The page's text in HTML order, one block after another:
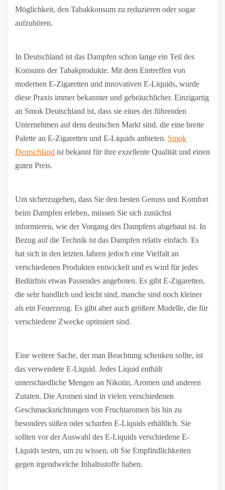
Möglichkeit, den Tabakkonsum zu reduzieren oder sogar
aufzuhören.
In Deutschland ist das Dampfen schon lange ein Teil des
Konsums der Tabakprodukte. Mit dem Eintreffen von
modernen E-Zigaretten und innovativen E-Liquids, wurde
diese Praxis immer bekannter und gebräuchlicher. Einzigartig
an Smok Deutschland ist, dass sie eines der führenden
Unternehmen auf dem deutschen Markt sind, die eine breite
Palette an E-Zigaretten und E-Liquids anbieten. Smok
Deutschland ist bekannt für ihre exzellente Qualität und einen
guten Preis.
Um sicherzugehen, dass Sie den besten Genuss und Komfort
beim Dampfen erleben, müssen Sie sich zunächst
informieren, wie der Vorgang des Dampfens abgebaut ist. In
Bezug auf die Technik ist das Dampfen relativ einfach. Es
hat sich in den letzten Jahren jedoch eine Vielfalt an
verschiedenen Produkten entwickelt und es wird für jedes
Bedürfnis etwas Passendes angeboten. Es gibt E-Zigaretten,
die sehr handlich und leicht sind, manche sind noch kleiner
als ein Feuerzeug. Es gibt aber auch größere Modelle, die für
verschiedene Zwecke optimiert sind.
Eine weitere Sache, der man Beachtung schenken sollte, ist
das verwendete E-Liquid. Jedes Liquid enthält
unterschiedliche Mengen an Nikotin, Aromen und anderen
Zutaten. Die Aromen sind in vielen verschiedenen
Geschmacksrichtungen von Fruchtaromen bis hin zu
besonders süßen oder scharfen E-Liquids erhältlich. Sie
sollten vor der Auswahl des E-Liquids verschiedene E-
Liquids testen, um zu wissen, ob Sie Empfindlichkeiten
gegen irgendwelche Inhaltsstoffe haben.